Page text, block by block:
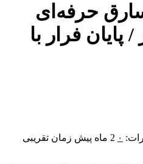
حرفه‌ای
فرار با
۰ 2 ماه پیش
زمان تقریبی